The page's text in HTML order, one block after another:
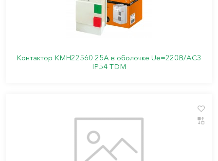
Контактор КМН22560 25А в оболочке Ue=220В/АС3
IP54 TDM